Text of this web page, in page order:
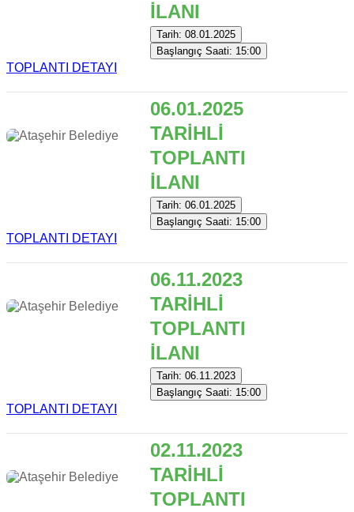
İLANI
Tarih: 08.01.2025
Başlangıç Saati: 15:00
TOPLANTI DETAYI
06.01.2025
TARİHLİ
TOPLANTI
İLANI
Tarih: 06.01.2025
Başlangıç Saati: 15:00
TOPLANTI DETAYI
06.11.2023
TARİHLİ
TOPLANTI
İLANI
Tarih: 06.11.2023
Başlangıç Saati: 15:00
TOPLANTI DETAYI
02.11.2023
TARİHLİ
TOPLANTI